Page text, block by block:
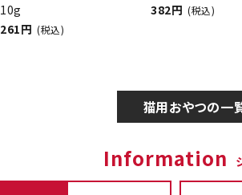
10g
261円 (税込)
382円 (税込)
猫用おやつの一
Information